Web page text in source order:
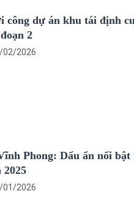
công dự án khu tái định
2
02/2026
Phong: Dấu ấn nổi
2025
01/2026